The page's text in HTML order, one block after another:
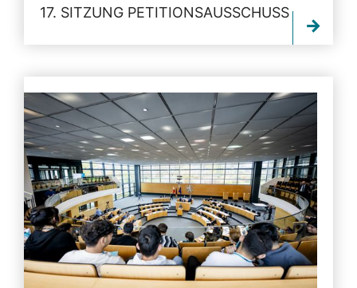
17. SITZUNG PETITIONSAUSSCHUSS